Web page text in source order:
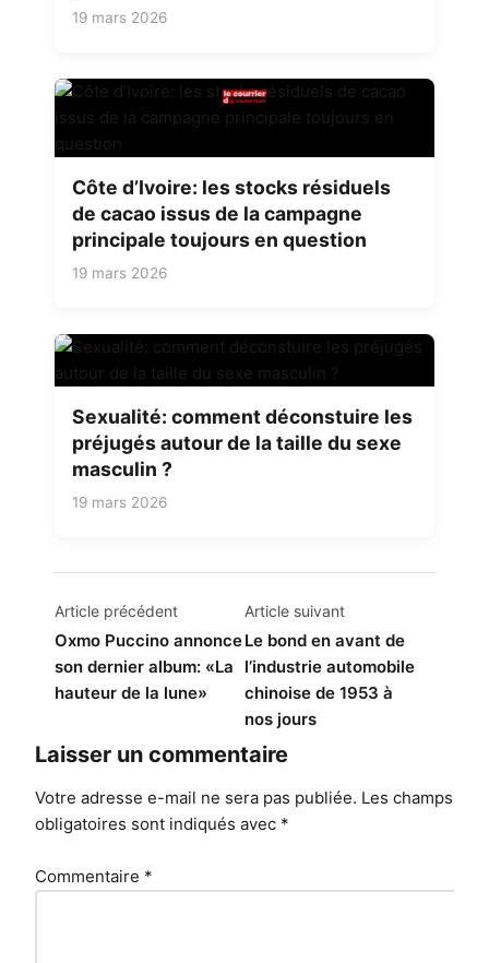
19 mars 2026
Côte d’Ivoire: les stocks résiduels
de cacao issus de la campagne
principale toujours en question
19 mars 2026
Sexualité: comment déconstuire les
préjugés autour de la taille du sexe
masculin ?
19 mars 2026
Navigation
de
l’article
Article précédent
Oxmo Puccino annonce
son dernier album: «La
hauteur de la lune»
Article suivant
Le bond en avant de
l’industrie automobile
chinoise de 1953 à
nos jours
Laisser un commentaire
Votre adresse e-mail ne sera pas publiée. Les champs
obligatoires sont indiqués avec *
Commentaire *